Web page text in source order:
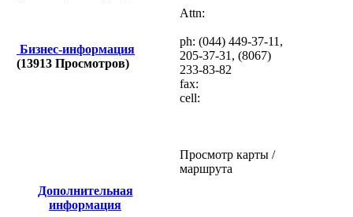
Бизнес-информация
(13913 Просмотров)
Дополнительная
информация
Attn:
ph: (044) 449-37-11,
205-37-31, (8067)
233-83-82
fax:
cell:
Просмотр карты /
маршрута